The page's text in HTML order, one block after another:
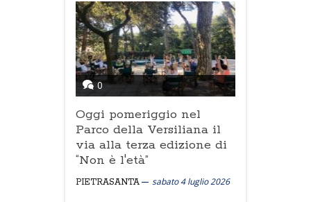
0
Oggi pomeriggio nel
Parco della Versiliana il
via alla terza edizione di
“Non è l'età”
PIETRASANTA sabato 4 luglio 2026